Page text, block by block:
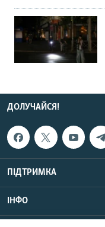
ДОЛУЧАЙСЯ!
ПІДТРИМКА
ІНФО